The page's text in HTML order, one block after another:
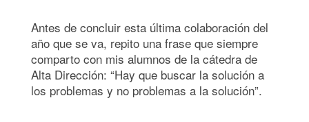
Antes de concluir esta última colaboración del
año que se va, repito una frase que siempre
comparto con mis alumnos de la cátedra de
Alta Dirección: “Hay que buscar la solución a
los problemas y no problemas a la solución”.